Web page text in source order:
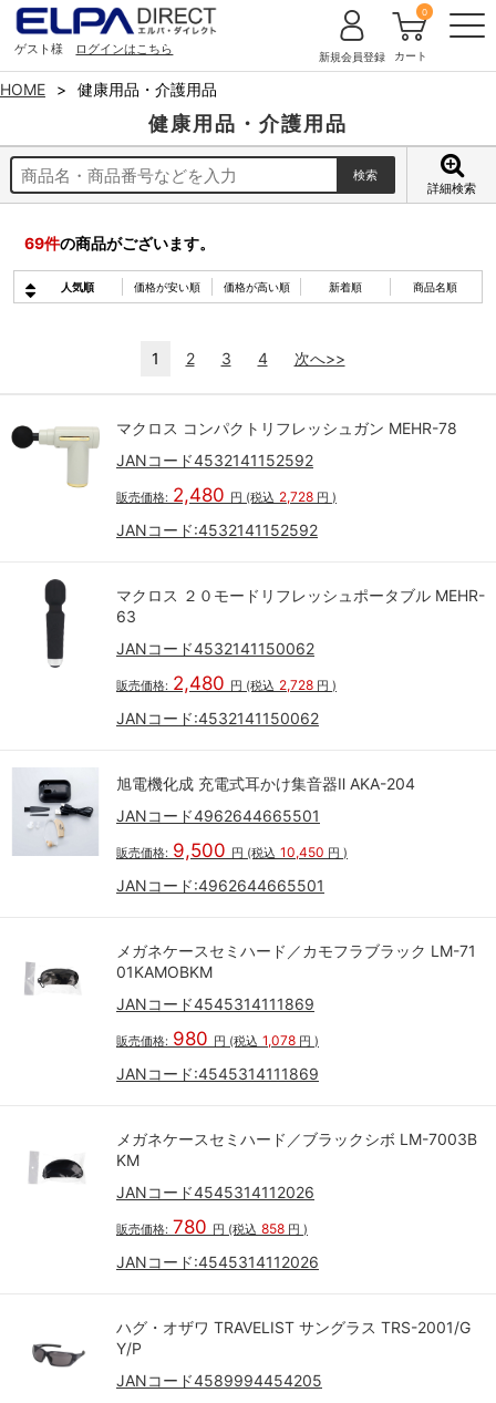
ゲスト様 ログインはこちら 新規会員登録 カート
0
HOME 健康用品・介護用品
健康用品・介護用品
詳細検索
69件の商品がございます。
人気順 価格が安い順 価格が高い順 新着順 商品名順
1 2 3 4 次へ>>
マクロス コンパクトリフレッシュガン MEHR-78
JANコード4532141152592
販売価格: 2,480 円 (税込 2,728 円 )
JANコード:4532141152592
マクロス ２０モードリフレッシュポータブル MEHR-
63
JANコード4532141150062
販売価格: 2,480 円 (税込 2,728 円 )
JANコード:4532141150062
旭電機化成 充電式耳かけ集音器Ⅱ AKA-204
JANコード4962644665501
販売価格: 9,500 円 (税込 10,450 円 )
JANコード:4962644665501
メガネケースセミハード／カモフラブラック LM-71
01KAMOBKM
JANコード4545314111869
販売価格: 980 円 (税込 1,078 円 )
JANコード:4545314111869
メガネケースセミハード／ブラックシボ LM-7003B
KM
JANコード4545314112026
販売価格: 780 円 (税込 858 円 )
JANコード:4545314112026
ハグ・オザワ TRAVELIST サングラス TRS-2001/G
Y/P
JANコード4589994454205